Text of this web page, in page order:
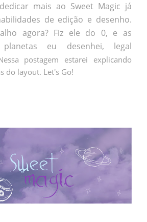
mais ao Sweet Magic já
de edição e desenho.
agora? Fiz ele do 0, e as
eu desenhei, legal
postagem estarei explicando
do layout. Let's Go!